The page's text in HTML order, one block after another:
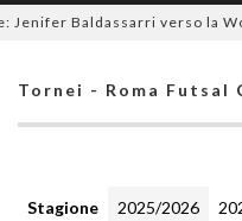
Baldassarri verso la
Tornei - Roma Futsal
Stagione 2025/2026